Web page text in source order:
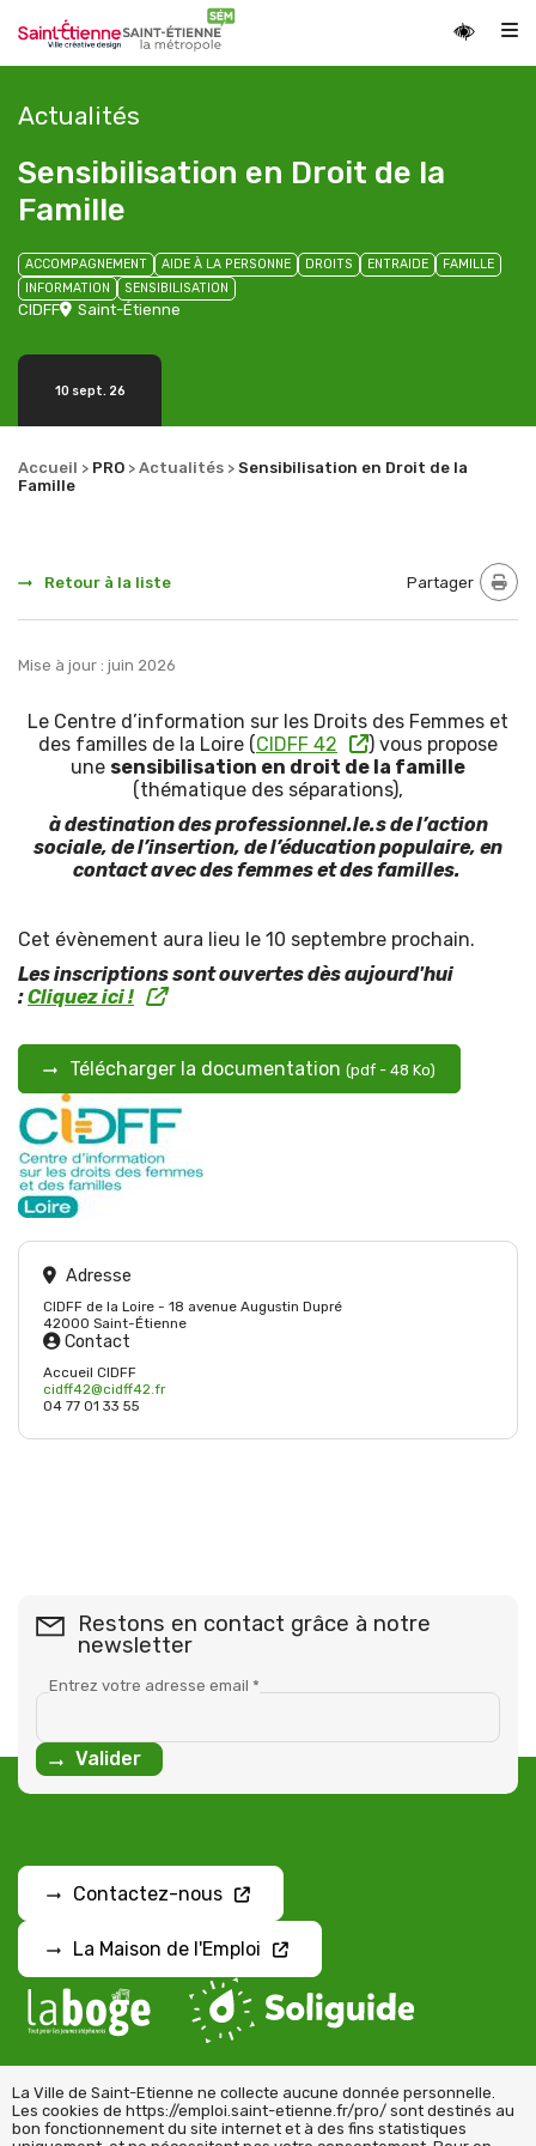
Actualités
Sensibilisation en Droit de la
Famille
ACCOMPAGNEMENT AIDE À LA PERSONNE DROITS ENTRAIDE
FAMILLE
INFORMATION
SENSIBILISATION
CIDFF Saint-Étienne
10 sept. 26
Accueil > PRO > Actualités > Sensibilisation en Droit de la
Famille
Retour à la liste Partager
Mise à jour : juin 2026
Le Centre d’information sur les Droits des Femmes et
des familles de la Loire (CIDFF 42
) vous propose
une sensibilisation en droit de la famille
(thématique des séparations),
à destination des professionnel.le.s de l’action
sociale, de l’insertion, de l’éducation populaire, en
contact avec des femmes et des familles.
Cet évènement aura lieu le 10 septembre prochain.
Les inscriptions sont ouvertes dès aujourd'hui
:Cliquez ici !
Télécharger la documentation (pdf - 48 Ko)
Adresse
CIDFF de la Loire - 18 avenue Augustin Dupré
42000 Saint-Étienne
Contact
Accueil CIDFF
cidff42@cidff42.fr
04 77 01 33 55
Restons en contact grâce à notre
newsletter
Entrez votre adresse email *
Contactez-nous
La Maison de l'Emploi
La Ville de Saint-Etienne ne collecte aucune donnée personnelle.
Les cookies de https://emploi.saint-etienne.fr/pro/ sont destinés au
bon fonctionnement du site internet et à des fins statistiques